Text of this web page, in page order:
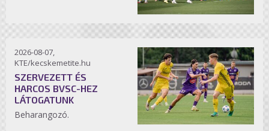
2026-08-07,
KTE/kecskemetite.hu
SZERVEZETT ÉS
HARCOS BVSC-HEZ
LÁTOGATUNK
Beharangozó.